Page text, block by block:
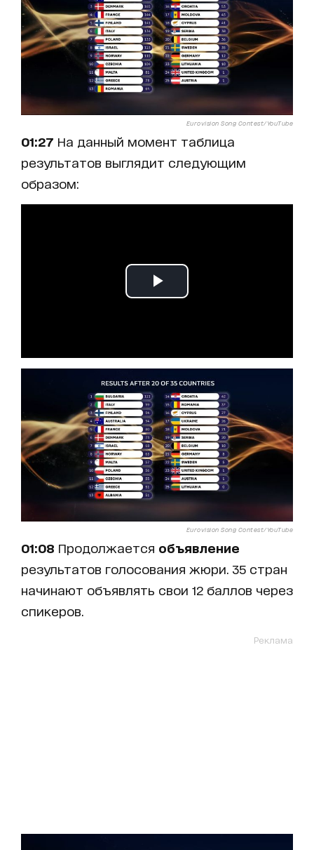
Eurovision Song Contest/YouTube
01:27 На данный момент таблица
результатов выглядит следующим
образом:
Eurovision Song Contest/YouTube
01:08 Продолжается объявление
результатов голосования жюри. 35 стран
начинают объявлять свои 12 баллов через
спикеров.
Реклама